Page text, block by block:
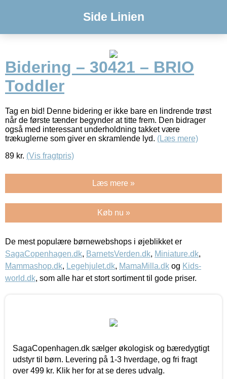
Side Linien
Bidering – 30421 – BRIO
Toddler
Tag en bid! Denne bidering er ikke bare en lindrende trøst
når de første tænder begynder at titte frem. Den bidrager
også med interessant underholdning takket være
trækuglerne som giver en skramlende lyd. (Læs mere)
89 kr. (Vis fragtpris)
Læs mere »
Køb nu »
De mest populære børnewebshops i øjeblikket er
SagaCopenhagen.dk, BarnetsVerden.dk, Miniature.dk,
Mammashop.dk, Legehjulet.dk, MamaMilla.dk og Kids-
world.dk, som alle har et stort sortiment til gode priser.
SagaCopenhagen.dk sælger økologisk og bæredygtigt
udstyr til børn. Levering på 1-3 hverdage, og fri fragt
over 499 kr. Klik her for at se deres udvalg.